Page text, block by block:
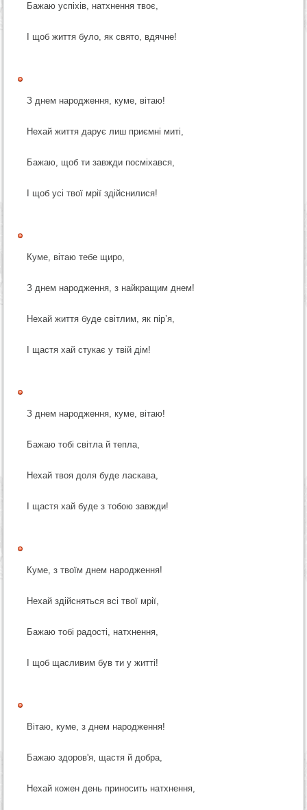
Бажаю успіхів, натхнення твоє,
І щоб життя було, як свято, вдячне!
З днем народження, куме, вітаю!
Нехай життя дарує лиш приємні миті,
Бажаю, щоб ти завжди посміхався,
І щоб усі твої мрії здійснилися!
Куме, вітаю тебе щиро,
З днем народження, з найкращим днем!
Нехай життя буде світлим, як пір’я,
І щастя хай стукає у твій дім!
З днем народження, куме, вітаю!
Бажаю тобі світла й тепла,
Нехай твоя доля буде ласкава,
І щастя хай буде з тобою завжди!
Куме, з твоїм днем народження!
Нехай здійсняться всі твої мрії,
Бажаю тобі радості, натхнення,
І щоб щасливим був ти у житті!
Вітаю, куме, з днем народження!
Бажаю здоров'я, щастя й добра,
Нехай кожен день приносить натхнення,